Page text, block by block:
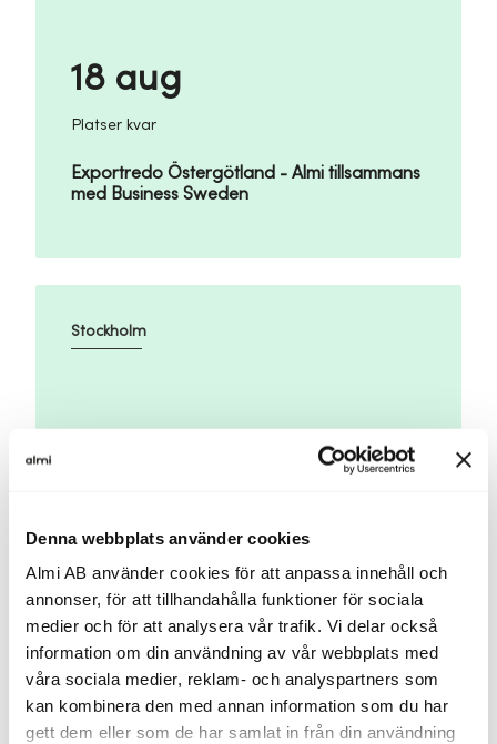
Denna webbplats använder cookies
Almi AB använder cookies för att anpassa innehåll och
annonser, för att tillhandahålla funktioner för sociala
medier och för att analysera vår trafik. Vi delar också
information om din användning av vår webbplats med
våra sociala medier, reklam- och analyspartners som
kan kombinera den med annan information som du har
gett dem eller som de har samlat in från din användning
Exportredo Östergötland - Almi tillsammans
med Business Sweden
18 aug
Platser kvar
Identifiera företagets immateriella värden
Stockholm
Göta